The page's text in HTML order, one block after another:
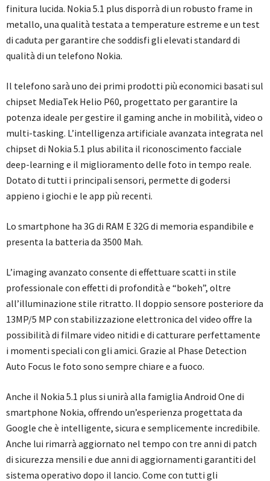
finitura lucida. Nokia 5.1 plus disporrà di un robusto frame in
metallo, una qualità testata a temperature estreme e un test
di caduta per garantire che soddisfi gli elevati standard di
qualità di un telefono Nokia.
Il telefono sarà uno dei primi prodotti più economici basati sul
chipset MediaTek Helio P60, progettato per garantire la
potenza ideale per gestire il gaming anche in mobilità, video o
multi-tasking. L’intelligenza artificiale avanzata integrata nel
chipset di Nokia 5.1 plus abilita il riconoscimento facciale
deep-learning e il miglioramento delle foto in tempo reale.
Dotato di tutti i principali sensori, permette di godersi
appieno i giochi e le app più recenti.
Lo smartphone ha 3G di RAM E 32G di memoria espandibile e
presenta la batteria da 3500 Mah.
L’imaging avanzato consente di effettuare scatti in stile
professionale con effetti di profondità e “bokeh”, oltre
all’illuminazione stile ritratto. Il doppio sensore posteriore da
13MP/5 MP con stabilizzazione elettronica del video offre la
possibilità di filmare video nitidi e di catturare perfettamente
i momenti speciali con gli amici. Grazie al Phase Detection
Auto Focus le foto sono sempre chiare e a fuoco.
Anche il Nokia 5.1 plus si unirà alla famiglia Android One di
smartphone Nokia, offrendo un’esperienza progettata da
Google che è intelligente, sicura e semplicemente incredibile.
Anche lui rimarrà aggiornato nel tempo con tre anni di patch
di sicurezza mensili e due anni di aggiornamenti garantiti del
sistema operativo dopo il lancio. Come con tutti gli